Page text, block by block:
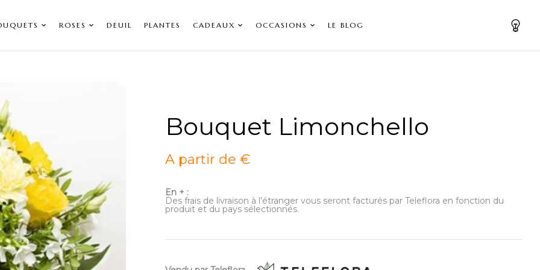
ROSES DEUIL PLANTES CADEAUX OCCASIONS LE BLOG
Bouquet Limonchello
A partir de €
En + :
Des frais de livraison à l’étranger vous seront facturés par Teleflora en fonction du
produit et du pays sélectionnés.